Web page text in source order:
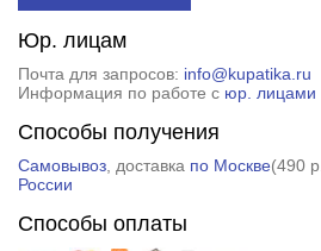
Юр. лицам
Почта для запросов: info@kupatika.ru
Информация по работе с юр. лицами
Способы получения
Самовывоз, доставка по Москве(490 р.
России
Способы оплаты